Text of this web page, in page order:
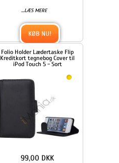
...LÆS MERE
KØB NU!
Folio Holder Lædertaske Flip
Kreditkort tegnebog Cover til
iPod Touch 5 - Sort
99,00 DKK